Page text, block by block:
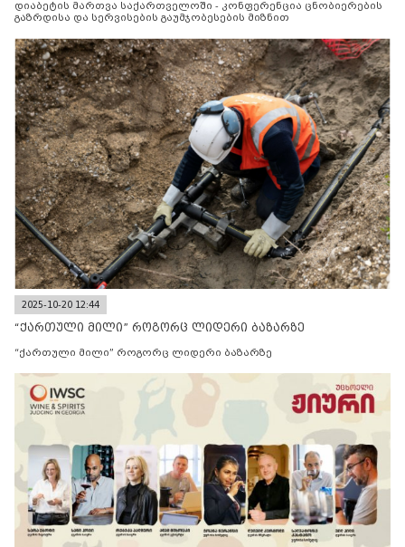
დიაბეტის მართვა საქართველოში - კონფერენცია ცნობიერების
გაზრდისა და სერვისების გაუმჯობესების მიზნით
2025-10-20 12:44
“ქართული მილი” როგორც ლიდერი ბაზარზე
“ქართული მილი” როგორც ლიდერი ბაზარზე